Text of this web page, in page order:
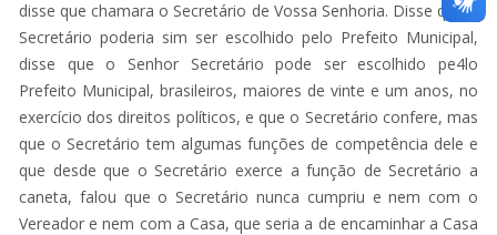
disse que chamara o Secretário de Vossa Senhoria. Disse que o
Secretário poderia sim ser escolhido pelo Prefeito Municipal,
disse que o Senhor Secretário pode ser escolhido pe4lo
Prefeito Municipal, brasileiros, maiores de vinte e um anos, no
exercício dos direitos políticos, e que o Secretário confere, mas
que o Secretário tem algumas funções de competência dele e
que desde que o Secretário exerce a função de Secretário a
caneta, falou que o Secretário nunca cumpriu e nem com o
Vereador e nem com a Casa, que seria a de encaminhar a Casa